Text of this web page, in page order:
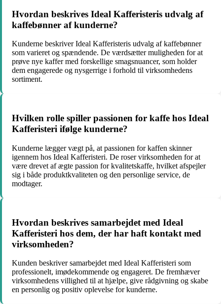
Hvordan beskrives Ideal Kafferisteris udvalg af
kaffebønner af kunderne?
Kunderne beskriver Ideal Kafferisteris udvalg af kaffebønner
som varieret og spændende. De værdsætter muligheden for at
prøve nye kaffer med forskellige smagsnuancer, som holder
dem engagerede og nysgerrige i forhold til virksomhedens
sortiment.
Hvilken rolle spiller passionen for kaffe hos Ideal
Kafferisteri ifølge kunderne?
Kunderne lægger vægt på, at passionen for kaffen skinner
igennem hos Ideal Kafferisteri. De roser virksomheden for at
være drevet af ægte passion for kvalitetskaffe, hvilket afspejler
sig i både produktkvaliteten og den personlige service, de
modtager.
Hvordan beskrives samarbejdet med Ideal
Kafferisteri hos dem, der har haft kontakt med
virksomheden?
Kunden beskriver samarbejdet med Ideal Kafferisteri som
professionelt, imødekommende og engageret. De fremhæver
virksomhedens villighed til at hjælpe, give rådgivning og skabe
en personlig og positiv oplevelse for kunderne.